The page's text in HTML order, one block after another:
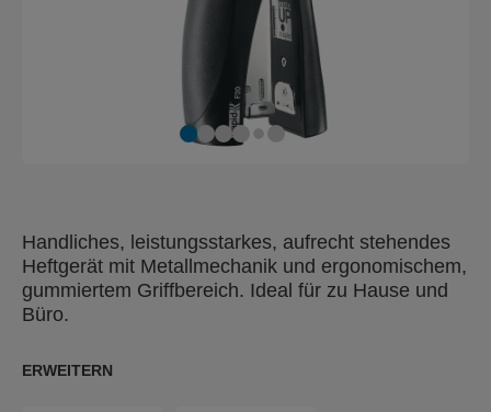
Handliches, leistungsstarkes, aufrecht stehendes
Heftgerät mit Metallmechanik und ergonomischem,
gummiertem Griffbereich. Ideal für zu Hause und
Büro.
ERWEITERN